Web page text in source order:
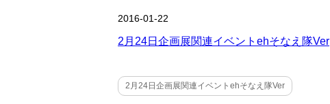
2016-01-22
2月24日企画展関連イベントehそなえ隊Ver
2月24日企画展関連イベントehそなえ隊Ver